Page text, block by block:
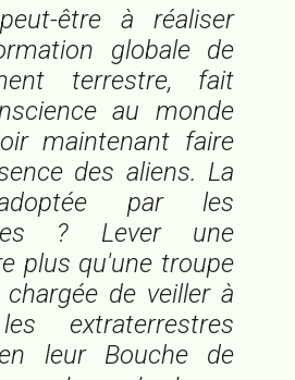
être à réaliser
globale de
terrestre, fait
au monde
maintenant faire
des aliens. La
par les
? Lever une
plus qu'une troupe
chargée de veiller à
extraterrestres
leur Bouche de